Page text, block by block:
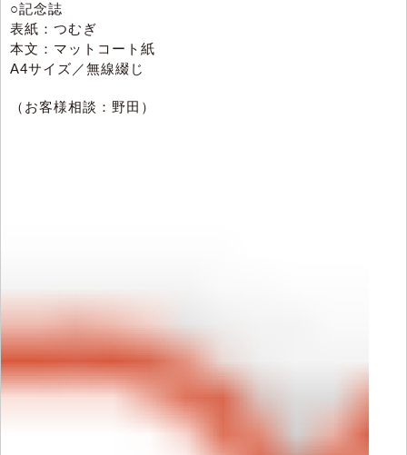
○記念誌
表紙：つむぎ
本文：マットコート紙
A4サイズ／無線綴じ
（お客様相談：野田）